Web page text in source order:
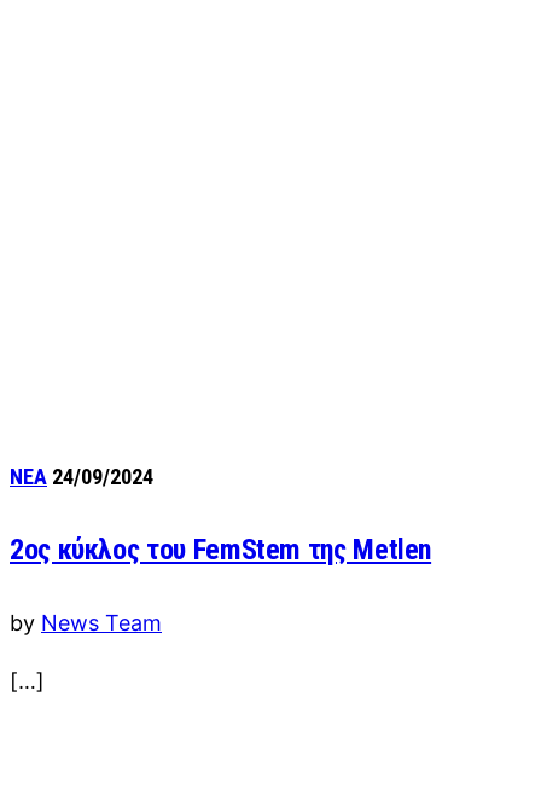
ΝΕΑ 24/09/2024
2ος κύκλος του FemStem της Metlen
by News Team
[…]